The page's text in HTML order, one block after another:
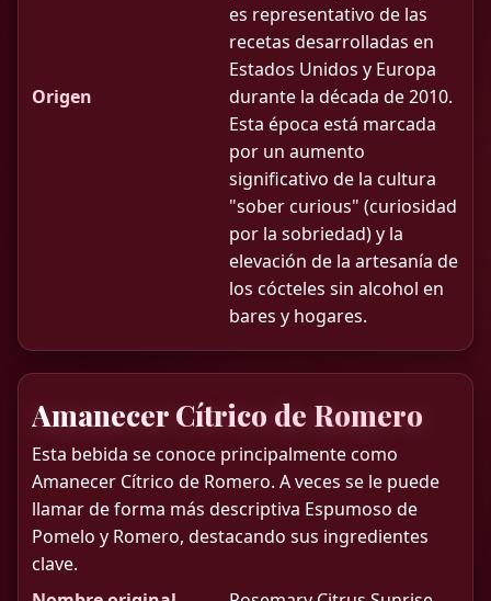
Origen
es representativo de las
recetas desarrolladas en
Estados Unidos y Europa
durante la década de 2010.
Esta época está marcada
por un aumento
significativo de la cultura
"sober curious" (curiosidad
por la sobriedad) y la
elevación de la artesanía de
los cócteles sin alcohol en
bares y hogares.
Amanecer Cítrico de Romero
Esta bebida se conoce principalmente como
Amanecer Cítrico de Romero. A veces se le puede
llamar de forma más descriptiva Espumoso de
Pomelo y Romero, destacando sus ingredientes
clave.